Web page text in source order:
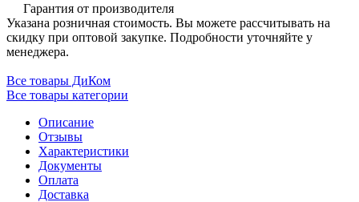
Гарантия от производителя
Указана розничная стоимость. Вы можете рассчитывать на
скидку при оптовой закупке. Подробности уточняйте у
менеджера.
Все товары ДиКом
Все товары категории
Описание
Отзывы
Характеристики
Документы
Оплата
Доставка